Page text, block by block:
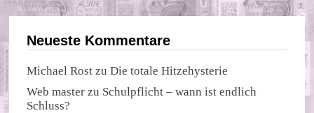
Neueste Kommentare
Michael Rost zuDie totale Hitzehysterie
Web master zu Schulpflicht – wann ist endlich
Schluss?